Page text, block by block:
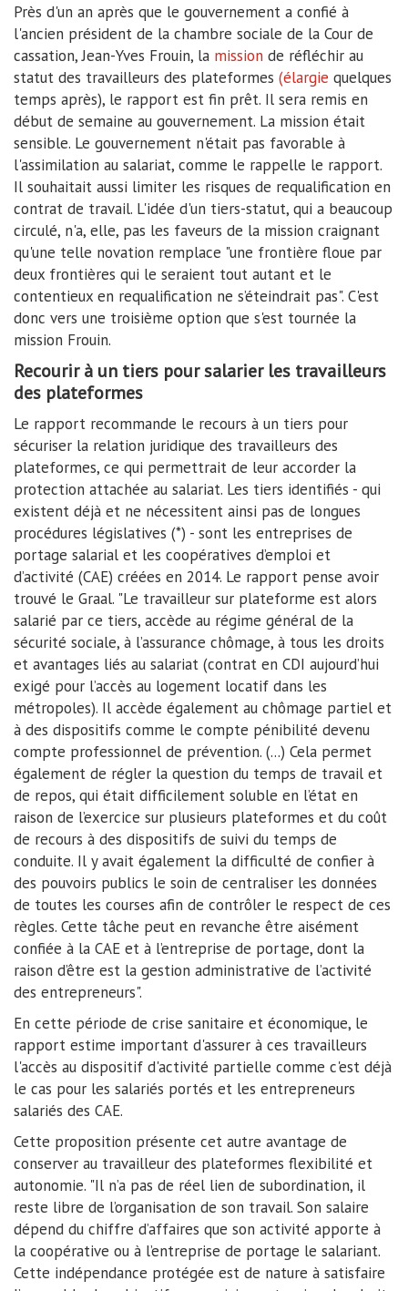
Près d'un an après que le gouvernement a confié à
l'ancien président de la chambre sociale de la Cour de
cassation, Jean-Yves Frouin, la mission de réfléchir au
statut des travailleurs des plateformes (élargie quelques
temps après), le rapport est fin prêt. Il sera remis en
début de semaine au gouvernement. La mission était
sensible. Le gouvernement n'était pas favorable à
l'assimilation au salariat, comme le rappelle le rapport.
Il souhaitait aussi limiter les risques de requalification en
contrat de travail. L'idée d'un tiers-statut, qui a beaucoup
circulé, n'a, elle, pas les faveurs de la mission craignant
qu'une telle novation remplace "une frontière floue par
deux frontières qui le seraient tout autant et le
contentieux en requalification ne s’éteindrait pas". C'est
donc vers une troisième option que s'est tournée la
mission Frouin.
Recourir à un tiers pour salarier les travailleurs
des plateformes
Le rapport recommande le recours à un tiers pour
sécuriser la relation juridique des travailleurs des
plateformes, ce qui permettrait de leur accorder la
protection attachée au salariat. Les tiers identifiés - qui
existent déjà et ne nécessitent ainsi pas de longues
procédures législatives (*) - sont les entreprises de
portage salarial et les coopératives d’emploi et
d’activité (CAE) créées en 2014. Le rapport pense avoir
trouvé le Graal. "Le travailleur sur plateforme est alors
salarié par ce tiers, accède au régime général de la
sécurité sociale, à l’assurance chômage, à tous les droits
et avantages liés au salariat (contrat en CDI aujourd’hui
exigé pour l’accès au logement locatif dans les
métropoles). Il accède également au chômage partiel et
à des dispositifs comme le compte pénibilité devenu
compte professionnel de prévention. (...) Cela permet
également de régler la question du temps de travail et
de repos, qui était difficilement soluble en l’état en
raison de l’exercice sur plusieurs plateformes et du coût
de recours à des dispositifs de suivi du temps de
conduite. Il y avait également la difficulté de confier à
des pouvoirs publics le soin de centraliser les données
de toutes les courses afin de contrôler le respect de ces
règles. Cette tâche peut en revanche être aisément
confiée à la CAE et à l’entreprise de portage, dont la
raison d’être est la gestion administrative de l’activité
des entrepreneurs".
En cette période de crise sanitaire et économique, le
rapport estime important d'assurer à ces travailleurs
l'accès au dispositif d'activité partielle comme c'est déjà
le cas pour les salariés portés et les entrepreneurs
salariés des CAE.
Cette proposition présente cet autre avantage de
conserver au travailleur des plateformes flexibilité et
autonomie. "Il n’a pas de réel lien de subordination, il
reste libre de l’organisation de son travail. Son salaire
dépend du chiffre d’affaires que son activité apporte à
la coopérative ou à l’entreprise de portage le salariant.
Cette indépendance protégée est de nature à satisfaire